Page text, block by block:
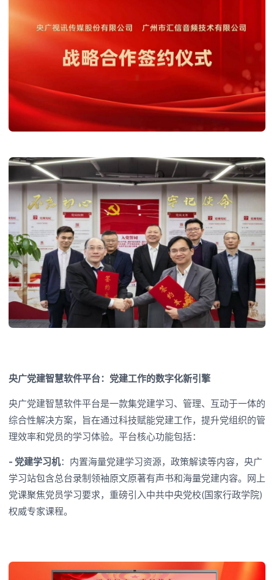
央广党建智慧软件平台：党建工作的数字化新引擎
央广党建智慧软件平台是一款集党建学习、管理、互动于一体的
综合性解决方案，旨在通过科技赋能党建工作，提升党组织的管
理效率和党员的学习体验。平台核心功能包括：
- 党建学习机：内置海量党建学习资源，政策解读等内容，央广
学习站包含总台录制领袖原文原著有声书和海量党建内容。网上
党课聚焦党员学习要求，重磅引入中共中央党校(国家行政学院)
权威专家课程。